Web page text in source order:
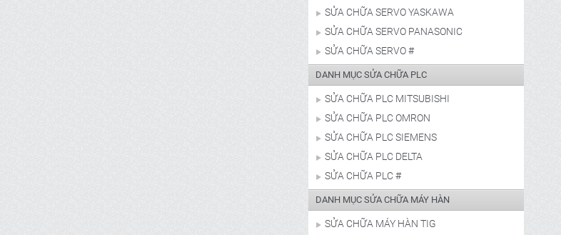
SỬA CHỮA SERVO YASKAWA
SỬA CHỮA SERVO PANASONIC
SỬA CHỮA SERVO #
DANH MỤC SỬA CHỮA PLC
SỬA CHỮA PLC MITSUBISHI
SỬA CHỮA PLC OMRON
SỬA CHỮA PLC SIEMENS
SỬA CHỮA PLC DELTA
SỬA CHỮA PLC #
DANH MỤC SỬA CHỮA MÁY HÀN
SỬA CHỮA MÁY HÀN TIG